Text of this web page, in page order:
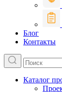
Блог
Контакты
Каталог